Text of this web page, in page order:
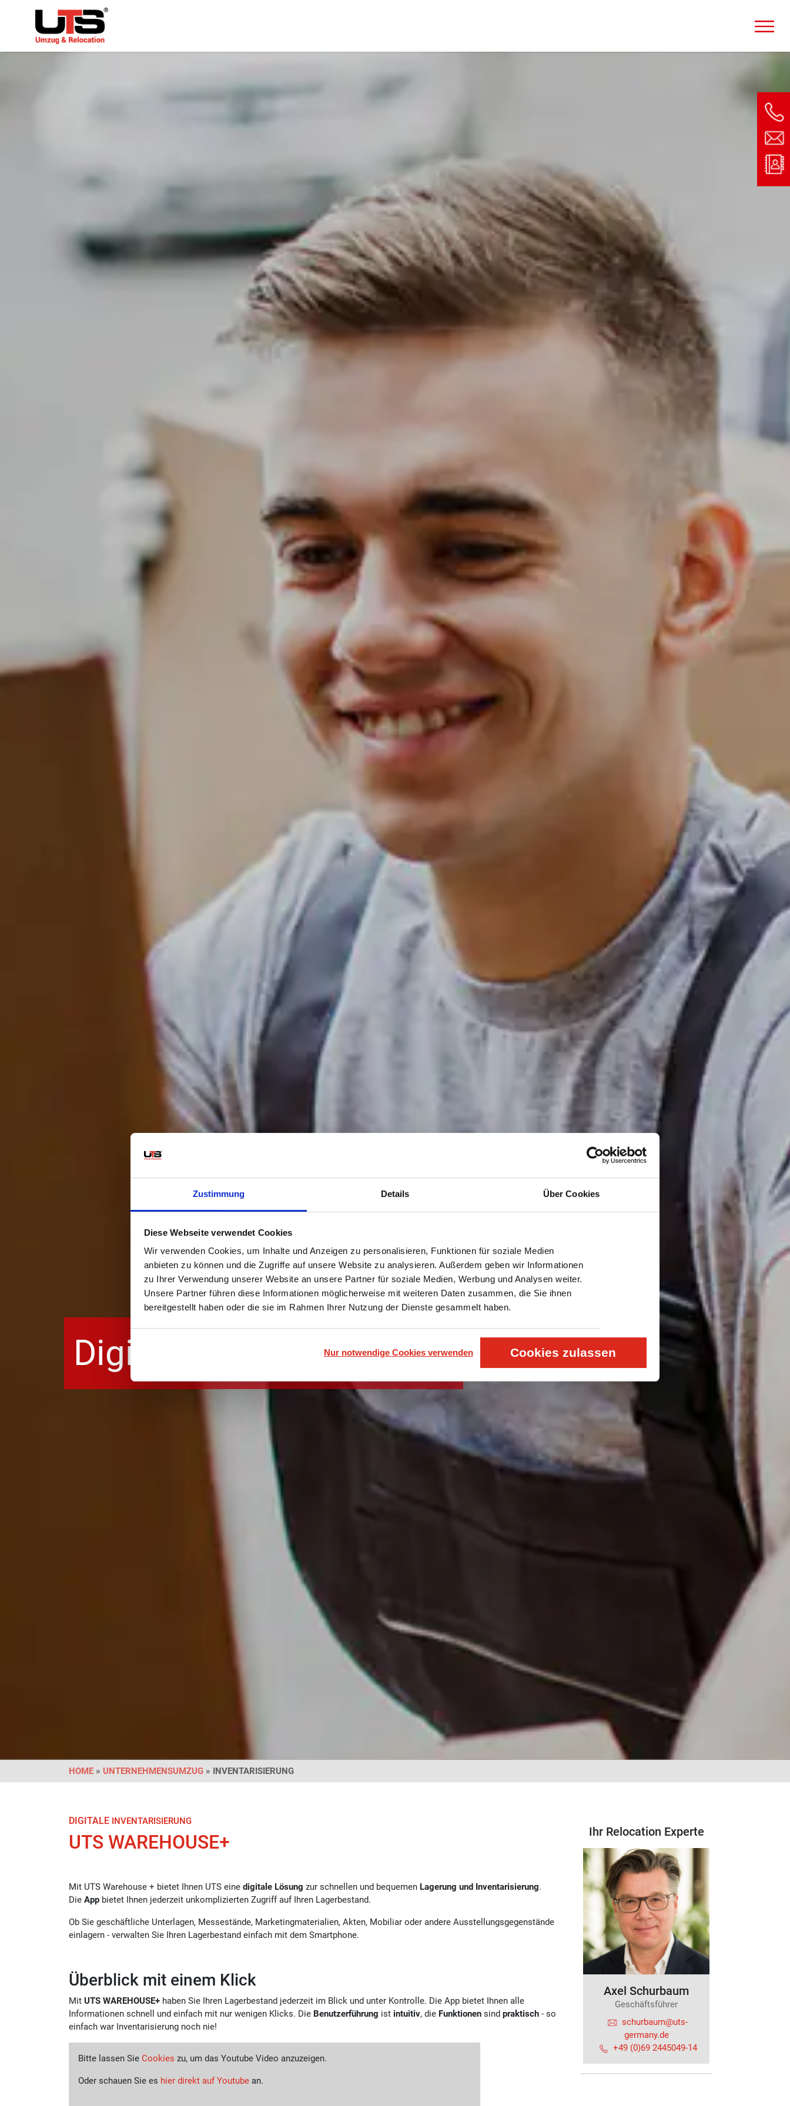
Zustimmung Details Über Cookies
Diese Webseite verwendet Cookies
Wir verwenden Cookies, um Inhalte und Anzeigen zu personalisieren, Funktionen für soziale Medien
anbieten zu können und die Zugriffe auf unsere Website zu analysieren. Außerdem geben wir Informationen
zu Ihrer Verwendung unserer Website an unsere Partner für soziale Medien, Werbung und Analysen weiter.
Unsere Partner führen diese Informationen möglicherweise mit weiteren Daten zusammen, die Sie ihnen
bereitgestellt haben oder die sie im Rahmen Ihrer Nutzung der Dienste gesammelt haben.
Nur notwendige Cookies verwenden Cookies zulassen
Digitale Inventarisierung
HOME » UNTERNEHMENSUMZUG » INVENTARISIERUNG
DIGITALE INVENTARISIERUNG
UTS WAREHOUSE+
Mit UTS Warehouse + bietet Ihnen UTS eine digitale Lösung zur schnellen und bequemen Lagerung und Inventarisierung.
Die App bietet Ihnen jederzeit unkomplizierten Zugriff auf Ihren Lagerbestand.
Ob Sie geschäftliche Unterlagen, Messestände, Marketingmaterialien, Akten, Mobiliar oder andere Ausstellungsgegenstände
einlagern - verwalten Sie Ihren Lagerbestand einfach mit dem Smartphone.
Überblick mit einem Klick
Mit UTS WAREHOUSE+ haben Sie Ihren Lagerbestand jederzeit im Blick und unter Kontrolle. Die App bietet Ihnen alle
Informationen schnell und einfach mit nur wenigen Klicks. Die Benutzerführung ist intuitiv, die Funktionen sind praktisch - so
einfach war Inventarisierung noch nie!
Bitte lassen Sie Cookies zu, um das Youtube Video anzuzeigen.
Oder schauen Sie es hier direkt auf Youtube an.
Ihr Relocation Experte
Axel Schurbaum
Geschäftsführer
schurbaum@uts-
germany.de
+49 (0)69 2445049-14